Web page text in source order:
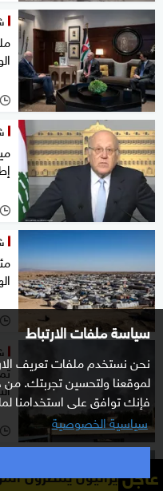
سياسة ملفات الارتباط
نحن نستخدم ملفات تعريف
لموقعنا ولتحسين تجربتك. من
فإنك توافق على استخدامنا
سياسية الخصوصية
l
l
l
l
عاجلالموافقات النهائية